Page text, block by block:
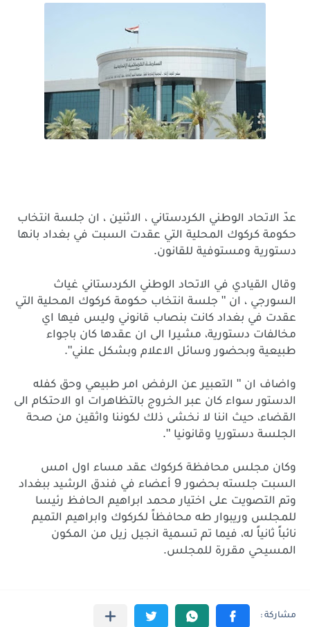
عدّ الاتحاد الوطني الكردستاني ، الاثنين ، ان جلسة انتخاب
حكومة كركوك المحلية التي عقدت السبت في بغداد بانها
دستورية ومستوفية للقانون.
وقال القيادي في الاتحاد الوطني الكردستاني غياث
السورجي ، ان " جلسة انتخاب حكومة كركوك المحلية التي
عقدت في بغداد كانت بنصاب قانوني وليس فيها اي
مخالفات دستورية، مشيرا الى ان عقدها كان باجواء
طبيعية وبحضور وسائل الاعلام وبشكل علني".
واضاف ان " التعبير عن الرفض امر طبيعي وحق كفله
الدستور سواء كان عبر الخروج بالتظاهرات او الاحتكام الى
القضاء، حيث اننا لا نخشى ذلك لكوننا واثقين من صحة
الجلسة دستوريا وقانونيا ".
وكان مجلس محافظة كركوك عقد مساء اول امس
السبت جلسته بحضور أعضاء في فندق الرشيد ببغداد
وتم التصويت على اختيار محمد ابراهيم الحافظ رئيسا
للمجلس وريبوار طه محافظاً لكركوك وابراهيم التميم
نائباً ثانياً له، فيما تم تسمية انجيل زيل من المكون
المسيحي مقررة للمجلس.